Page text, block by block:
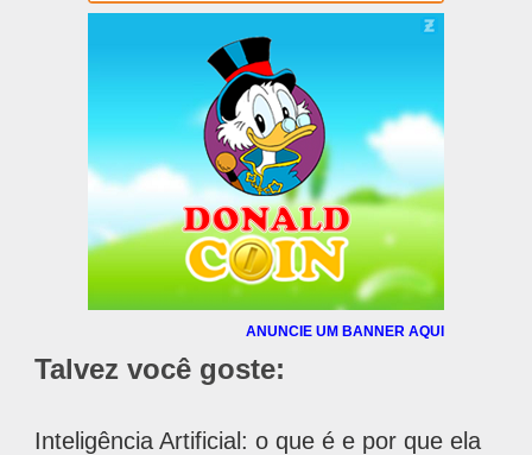
ANUNCIE UM BANNER AQUI
Talvez você goste:
Inteligência Artificial: o que é e por que ela